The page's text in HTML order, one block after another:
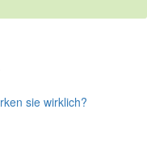
sie wirklich?